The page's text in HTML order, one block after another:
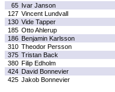
65 Ivar Janson
127 Vincent Lundvall
130 Vide Tapper
185 Otto Ahlerup
186 Benjamin Karlsson
310 Theodor Persson
375 Tristan Back
380 Filip Edholm
424 David Bonnevier
425 Jakob Bonnevier